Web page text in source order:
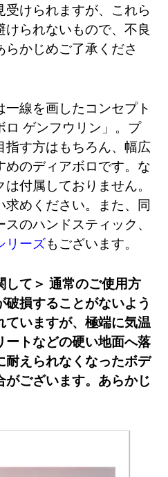
けられますが、これら
られないもので、不良
かじめご了承くださ
線を画したコンセプト
ロ ゲンフウリン」。プ
指す方はもちろん、幅広
めのディアボロです。な
付属しておりません。
求めください。また、同
のハンドスティック、
リーズもございます。
して＞ 通常のご使用方
損することがないよう
いますが、極端に気温
ートなどの硬い地面へ落
耐えられなくなったボデ
がございます。あらかじ